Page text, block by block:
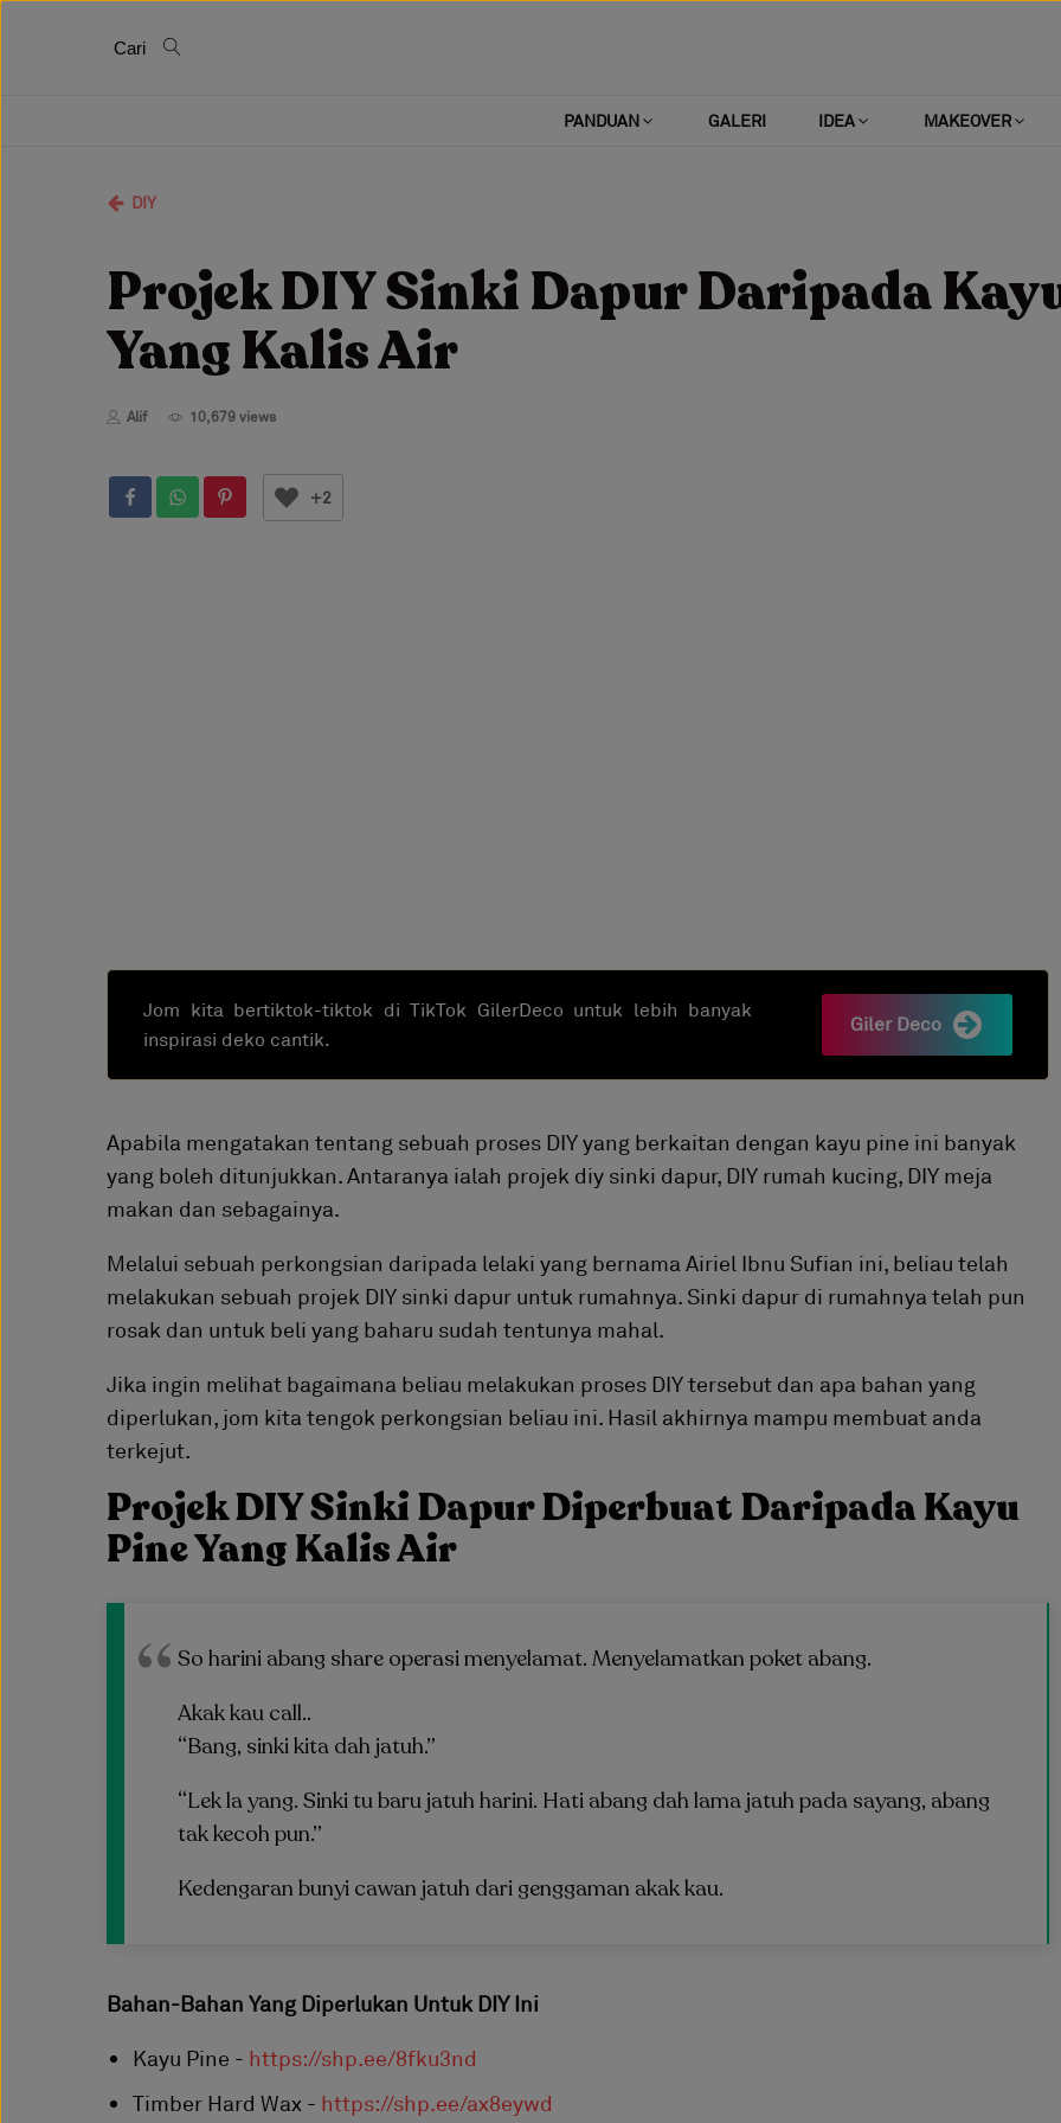
Cari
PANDUAN GALERI IDEA MAKEOVER
DIY
Projek DIY Sinki Dapur Daripada
Yang Kalis Air
Alif 10,679 views
+2
Jom kita bertiktok-tiktok di TikTok GilerDeco untuk lebih banyak
inspirasi deko cantik.
Giler Deco
Apabila mengatakan tentang sebuah proses DIY yang berkaitan dengan kayu pine ini banyak
yang boleh ditunjukkan. Antaranya ialah projek diy sinki dapur, DIY rumah kucing, DIY meja
makan dan sebagainya.
Melalui sebuah perkongsian daripada lelaki yang bernama Airiel Ibnu Sufian ini, beliau telah
melakukan sebuah projek DIY sinki dapur untuk rumahnya. Sinki dapur di rumahnya telah pun
rosak dan untuk beli yang baharu sudah tentunya mahal.
Jika ingin melihat bagaimana beliau melakukan proses DIY tersebut dan apa bahan yang
diperlukan, jom kita tengok perkongsian beliau ini. Hasil akhirnya mampu membuat anda
terkejut.
Projek DIY Sinki Dapur Diperbuat Daripada Kayu
Pine Yang Kalis Air
So harini abang share operasi menyelamat. Menyelamatkan poket abang.
Akak kau call..
“Bang, sinki kita dah jatuh.”
“Lek la yang. Sinki tu baru jatuh harini. Hati abang dah lama jatuh pada sayang, abang
tak kecoh pun.”
Kedengaran bunyi cawan jatuh dari genggaman akak kau.
Bahan-Bahan Yang Diperlukan Untuk DIY Ini
Kayu Pine - https://shp.ee/8fku3nd
Timber Hard Wax - https://shp.ee/ax8eywd